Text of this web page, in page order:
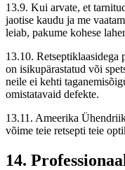
13.9. Kui arvate, et
jaotise kaudu ja me
leiab, pakume kohese
13.10.
on isikupärastatud või
neile ei kehti
omistatavaid defekte.
13.11. Ameerika
võime teie retsepti teie
14.